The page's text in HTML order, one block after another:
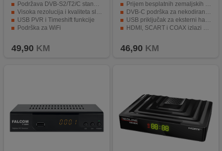
Podržava DVB-S2/T2/C standarde
Visoka rezolucija i kvaliteta slike
USB PVR i Timeshift funkcije
Podrška za WiFi
49,90 KM
Prijem besplatnih zemaljskih digitalnih TV i radio programa
DVB-C podrška za nekodirane kanale nekih kablovskih operatera
USB priključak za eksterni hard disk, reprodukcija multimedijalnih fajlova
HDMI, SCART i COAX izlazi za široku kompatibilnost
46,90 KM